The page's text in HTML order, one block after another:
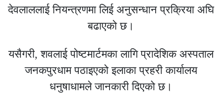
देवलाललाई नियन्त्रणमा लिई अनुसन्धान प्रक्रिया अघि
बढाएको छ।
यसैगरी, शवलाई पोष्टमार्टमका लागि प्रादेशिक अस्पताल
जनकपुरधाम पठाइएको इलाका प्रहरी कार्यालय
धनुषाधामले जानकारी दिएको छ।